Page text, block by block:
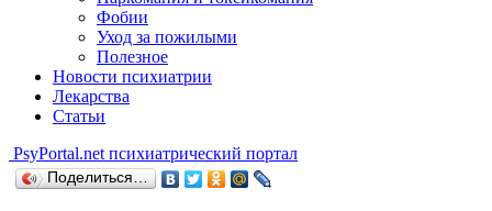
Фобии
Уход за пожилыми
Полезное
Новости психиатрии
Лекарства
Статьи
PsyPortal.net психиатрический портал
Поделиться…